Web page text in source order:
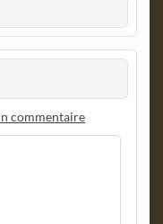
commentaire